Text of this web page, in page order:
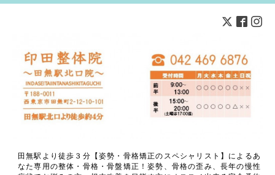
田無駅より徒歩３分【姿勢・骨格矯正のスペシャリスト】によるあ
なた専用の整体・骨格・骨盤矯正！姿勢、骨格の歪み、長年の慢性